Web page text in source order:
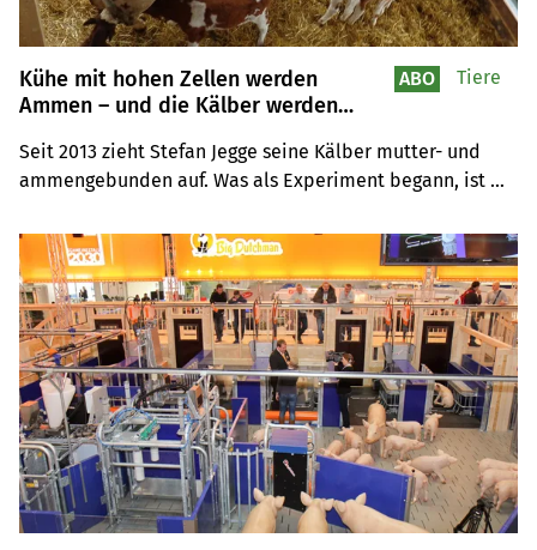
Kühe mit hohen Zellen werden
Ammen – und die Kälber werden
Seit 2013 zieht Stefan Jegge seine Kälber mutter- und
ammengebunden auf. Was als Experiment begann, ist
minimierten Betriebssystems. Und es löst ein Problem,
das viele Betriebe kennen, ohne es so zu benennen.
ABO Tiere